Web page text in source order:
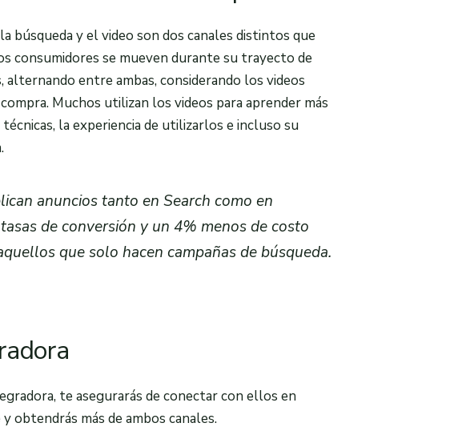
búsqueda y el video son dos canales distintos que
consumidores se mueven durante su trayecto de
entre ambas, considerando los videos
Muchos utilizan los videos para aprender más
la experiencia de utilizarlos e incluso su
anuncios tanto en Search como en
de conversión y un 4% menos de costo
que solo hacen campañas de búsqueda.
te asegurarás de conectar con ellos en
obtendrás más de ambos canales.